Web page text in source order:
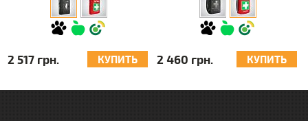
2 517 грн. КУПИТЬ 2 460 грн. КУПИТЬ